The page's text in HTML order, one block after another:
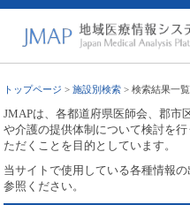
トップページ >施設別検索 > 検索結果一覧
JMAPは、各都道府県医師会、郡市
や介護の提供体制について検討を
ただくことを目的としています。
当サイトで使用している各種情報
参照ください。